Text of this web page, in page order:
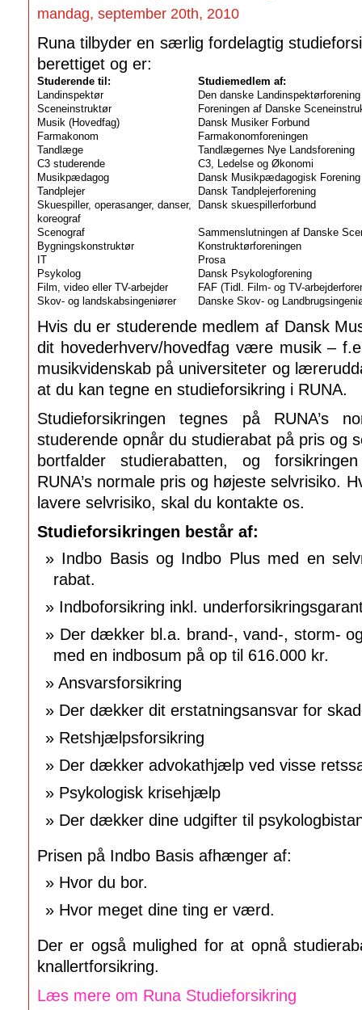
mandag, september 20th, 2010
Runa tilbyder en særlig fordelagtig
berettiget og er:
Studerende til:
Studiemedlem af:
Landinspektør
Den danske Landinspektørforening
Sceneinstruktør
Foreningen af Danske
Musik (Hovedfag)
Dansk Musiker Forbund
Farmakonom
Farmakonomforeningen
Tandlæge
Tandlægernes Nye Landsforening
C3 studerende
C3, Ledelse og Økonomi
Musikpædagog
Dansk Musikpædagogisk Forening
Tandplejer
Dansk Tandplejerforening
Skuespiller, operasanger, danser,
koreograf
Dansk skuespillerforbund
Scenograf
Sammenslutningen af Danske
Bygningskonstruktør
Konstruktørforeningen
IT
Prosa
Psykolog
Dansk Psykologforening
Film, video eller TV-arbejder
FAF (Tidl. Film- og TV-
Skov- og landskabsingeniører
Danske Skov- og
Hvis du er studerende medlem af Dansk
dit hovederhverv/hovedfag være musik –
musikvidenskab på universiteter og
at du kan tegne en studieforsikring i RUNA.
Studieforsikringen tegnes på RUNA’s
studerende opnår du studierabat på pris og
bortfalder studierabatten, og
RUNA’s normale pris og højeste selvrisiko.
lavere selvrisiko, skal du kontakte os.
Studieforsikringen består af:
Indbo Basis og Indbo Plus med en
rabat.
Indboforsikring inkl.
Der dækker bl.a. brand-, vand-, storm-
med en indbosum på op til 616.000 kr.
Ansvarsforsikring
Der dækker dit erstatningsansvar for
Retshjælpsforsikring
Der dækker advokathjælp ved visse
Psykologisk krisehjælp
Der dækker dine udgifter til
Prisen på Indbo Basis afhænger af:
Hvor du bor.
Hvor meget dine ting er værd.
Der er også mulighed for at opnå
knallertforsikring.
Læs mere om Runa Studieforsikring